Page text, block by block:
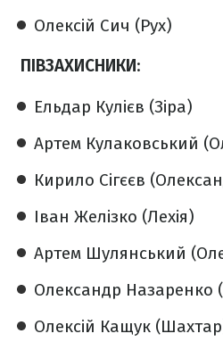
Олексій Сич (Рух)
ПІВЗАХИСНИКИ:
Ельдар Кулієв (Зіра)
Артем Кулаковський
Кирило Сігєєв
Іван Желізко (Лехія)
Артем Шулянський
Олександр Назаренко
Олексій Кащук